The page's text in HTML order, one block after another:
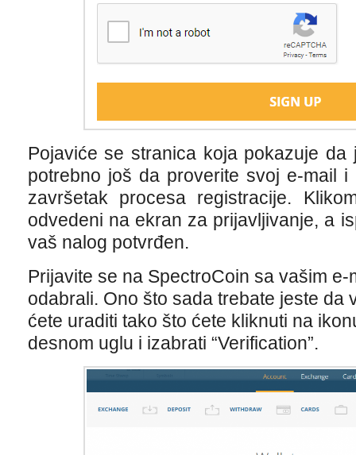
Pojaviće se stranica koja pokazuje
potrebno još da proverite svoj e-mail
završetak procesa registracije.
odvedeni na ekran za prijavljivanje, a
vaš nalog potvrđen.
Prijavite se na SpectroCoin sa vašim
odabrali. Ono što sada trebate jeste da
ćete uraditi tako što ćete kliknuti na
desnom uglu i izabrati “Verification”.